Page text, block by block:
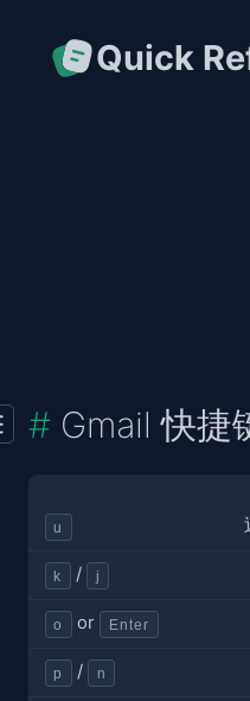
Quick
Gmail 快捷
u
k / j
o or Enter
p / n